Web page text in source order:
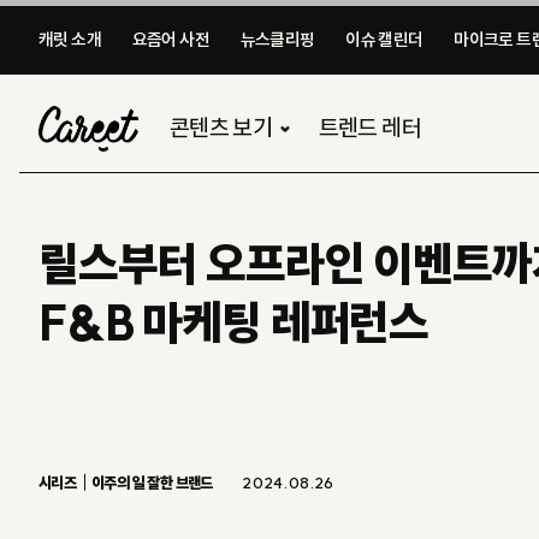
캐릿 소개 요즘어 사전 뉴스클리핑 이슈 캘린더 마이크로 트
콘텐츠 보기 트렌드 레터
릴스부터 오프라인 이벤트
F&B 마케팅 레퍼런스
시리즈 이주의 일 잘한 브랜드 2024.08.26